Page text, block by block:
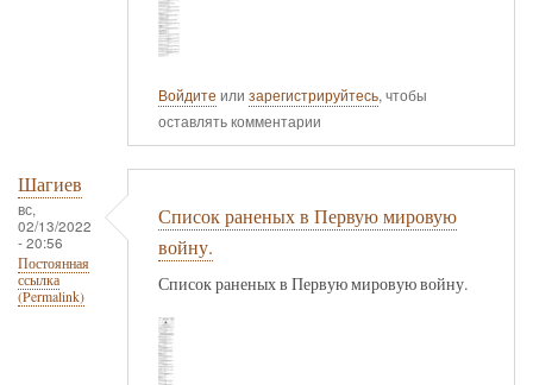
Войдите или зарегистрируйтесь, чтобы
оставлять комментарии
Шагиев
вс,
02/13/2022
- 20:56
Постоянная
ссылка
(Permalink)
Список раненых в Первую мировую
войну.
Список раненых в Первую мировую войну.